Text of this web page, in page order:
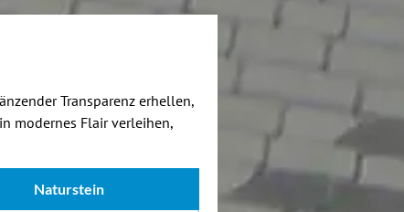
Transparenz erhellen,
modernes Flair verleihen,
Naturstein